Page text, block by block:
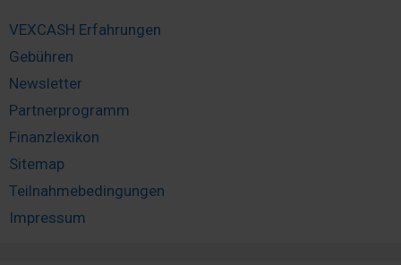
VEXCASH Erfahrungen
Gebühren
Newsletter
Partnerprogramm
Finanzlexikon
Sitemap
Teilnahmebedingungen
Impressum